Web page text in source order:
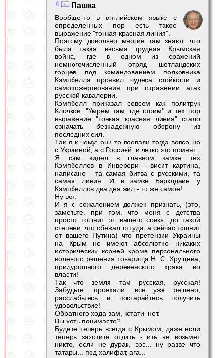
6
Пашка
Вообще-то в английском языке с
определенных пор есть такое
выражение "тонкая красная линия".
Поэтому довольно многие там знают, что
была такая весьма трудная Крымская
война, где в одном из сражений
немногочисленный отряд шотландских
горцев под командованием полковника
Кэмпбелла проявил чудеса стойкости и
самопожертвования при отражении атак
русской кавалерии.
Кэмпбелл приказал совсем как политрук
Клочков: "Умрем там, где стоим" и тех пор
выражение "тонкая красная линия" стало
означать безнадежную оборону из
последних сил.
Так я к чему: они-то воевали тогда вовсе не
с Украиной, а с Россией, и четко это помнят.
Я сам видел в главном замке тех
Кэмпбеллов в Инверери - висит картина,
написано - та самая битва с русскими, та
самая линия. И в замке Барклдайн у
Кэмпбеллов два дня жил - то же самое!
Ну вот.
И я с сожалением должен признать, (это,
заметьте, при том, что меня с детства
просто тошнит от вашего совка, до такой
степени, что сбежал оттуда, а сейчас тошнит
от вашего Путина) что претензии Украины
на Крым не имеют абсолютно никаких
исторических корней кроме персонального
волевого решения товарища Н. С. Хрущева,
придурошного деревенского хряка во
власти!
Так что земля там русская, русская!
Забудьте, проехали, все уже решено,
расслабьтесь и постарайтесь получить
удовольствие!
Обратного хода вам, кстати, нет.
Вы хоть понимаете?
Будете теперь всегда с Крымом, даже если
теперь захотите отдать - ить не возьмет
никто, если не дурак, эээ... ну разве что
татары... под халифат, ага...